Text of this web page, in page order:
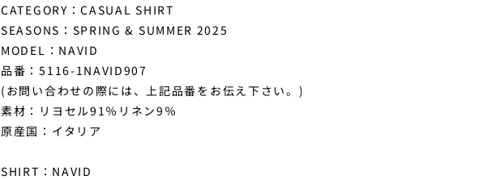
CATEGORY：CASUAL SHIRT
SEASONS：SPRING & SUMMER 2025
MODEL：NAVID
品番：5116-1NAVID907
(お問い合わせの際には、上記品番をお伝え下さい。)
素材：リヨセル91％リネン9％
原産国：イタリア
SHIRT：NAVID